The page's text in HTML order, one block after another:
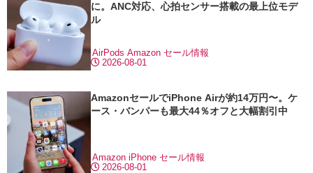
に。ANC対応、心拍センサー搭載の最上位モデ
ル
2026-08-01
AirPods Amazon セール情報
AmazonセールでiPhone Airが約14万円〜。ケ
ース・バンパーも最大44％オフと大幅割引中
2026-08-01
Amazon iPhone セール情報